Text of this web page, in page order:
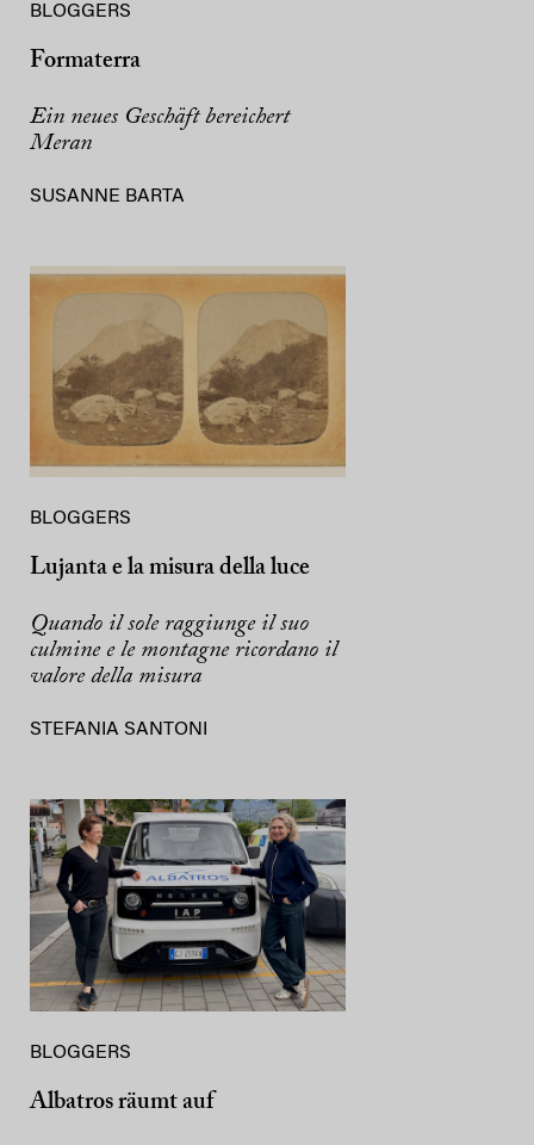
BLOGGERS
Formaterra
Ein neues Geschäft bereichert
Meran
SUSANNE BARTA
BLOGGERS
Lujanta e la misura della luce
Quando il sole raggiunge il suo
culmine e le montagne ricordano il
valore della misura
STEFANIA SANTONI
BLOGGERS
Albatros räumt auf